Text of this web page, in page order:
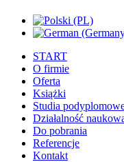
START
O firmie
Oferta
Książki
Studia
Działalność
Do pobrania
Referencje
Kontakt